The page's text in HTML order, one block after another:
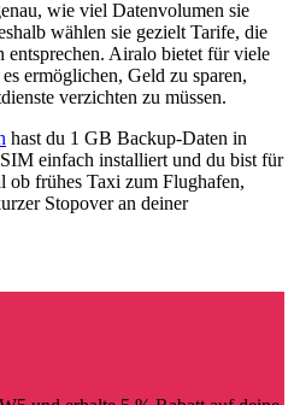
wie viel Datenvolumen sie
wählen sie gezielt Tarife, die
entsprechen. Airalo bietet für viele
ermöglichen, Geld zu sparen,
verzichten zu müssen.
hast du 1 GB Backup-Daten in
einfach installiert und du bist für
ob frühes Taxi zum Flughafen,
Stopover an deiner